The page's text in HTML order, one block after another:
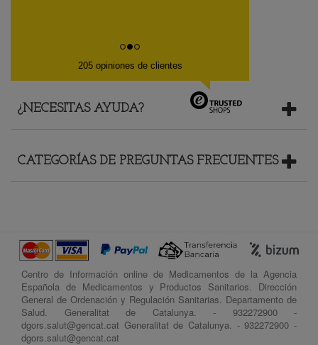
205 opiniones de clientes
¿NECESITAS AYUDA?
CATEGORÍAS DE PREGUNTAS FRECUENTES
Centro de Información online de Medicamentos de la Agencia
Española de Medicamentos y Productos Sanitarios. Dirección
General de Ordenación y Regulación Sanitarias. Departamento de
Salud. Generalitat de Catalunya. - 932272900 -
dgors.salut@gencat.cat Generalitat de Catalunya. - 932272900 -
dgors.salut@gencat.cat